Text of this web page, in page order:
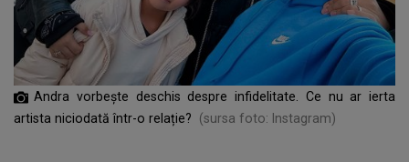
Andra vorbește deschis despre infidelitate. Ce nu ar ierta
artista niciodată într-o relație?
(sursa foto: Instagram)